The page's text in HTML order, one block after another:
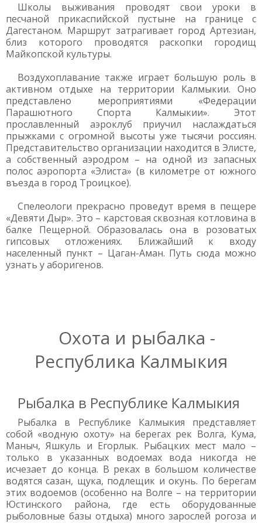
Школы выживания проводят свои уроки в
песчаной прикаспийской пустыне на границе с
Дагестаном. Маршрут затрагивает город Артезиан,
близ которого проводятся раскопки городищ
Майкопской культуры.
Воздухоплавание также играет большую роль в
активном отдыхе на территории Калмыкии. Оно
представлено мероприятиями «Федерации
Парашютного Спорта Калмыкии». Этот
прославленный аэроклуб приучил наслаждаться
прыжками с огромной высоты уже тысячи россиян.
Представительство организации находится в Элисте,
а собственный аэродром – на одной из запасных
полос аэропорта «Элиста» (в километре от южного
въезда в город Троицкое).
Спелеологи прекрасно проведут время в пещере
«Девяти Дыр». Это – карстовая сквозная котловина в
балке Пещерной. Образовалась она в розоватых
гипсовых отложениях. Ближайший к входу
населенный пункт – Цаган-Аман. Путь сюда можно
узнать у аборигенов.
Охота и рыбалка -
Республика Калмыкия
Рыбалка в Республике Калмыкия
Рыбалка в Республике Калмыкия представляет
собой «водную охоту» на берегах рек Волга, Кума,
Маныч, Яшкуль и Егорлык. Рыбацких мест мало –
только в указанных водоемах вода никогда не
исчезает до конца. В реках в большом количестве
водятся сазан, щука, подлещик и окунь. По берегам
этих водоемов (особенно на Волге – на территории
Юстинского района, где есть оборудованные
рыболовные базы отдыха) много зарослей рогоза и